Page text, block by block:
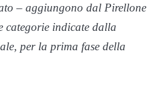
– aggiungono dal Pirellone
categorie indicate dalla
per la prima fase della